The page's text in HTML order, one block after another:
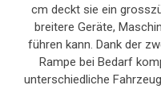
cm deckt sie ein
breitere Geräte,
führen kann. Dank der
Rampe bei Bedarf
unterschiedliche